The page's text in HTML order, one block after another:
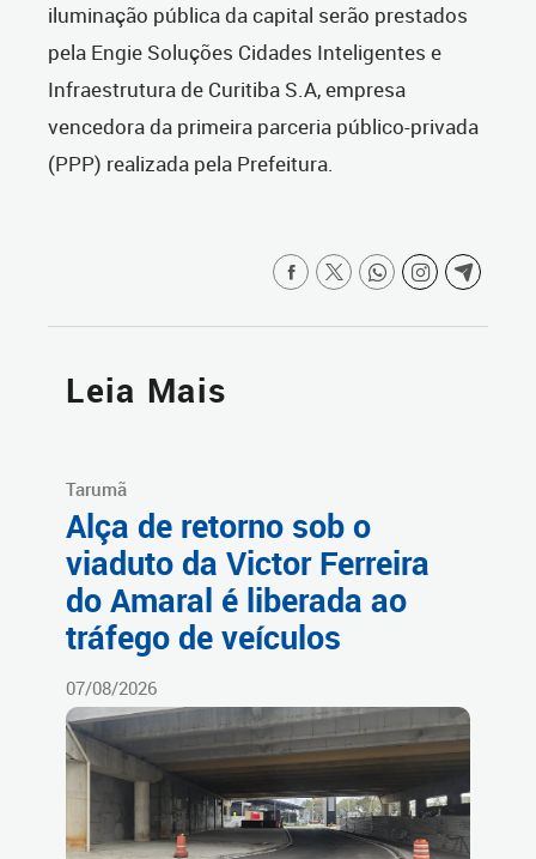
iluminação pública da capital serão prestados
pela Engie Soluções Cidades Inteligentes e
Infraestrutura de Curitiba S.A, empresa
vencedora da primeira parceria público-privada
(PPP) realizada pela Prefeitura.
Leia Mais
Tarumã
Alça de retorno sob o
viaduto da Victor Ferreira
do Amaral é liberada ao
tráfego de veículos
07/08/2026